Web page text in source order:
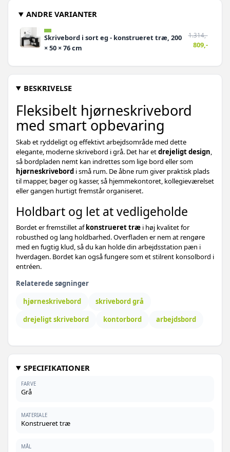
BESKRIVELSE
Fleksibelt hjørneskrivebord
med smart opbevaring
Skab et ryddeligt og effektivt arbejdsområde med dette
elegante, moderne skrivebord i grå. Det har etdrejeligt design,
så bordpladen nemt kan indrettes som lige bord eller som
hjørneskrivebord i små rum. De åbne rum giver praktisk plads
til mapper, bøger og kasser, så hjemmekontoret, kollegieværelset
eller gangen hurtigt fremstår organiseret.
Holdbart og let at vedligeholde
Bordet er fremstillet afkonstrueret træ i høj kvalitet for
robusthed og lang holdbarhed. Overfladen er nem at rengøre
med en fugtig klud, så du kan holde din arbejdsstation pæn i
hverdagen. Bordet kan også fungere som et stilrent konsolbord i
entréen.
Relaterede søgninger
hjørneskrivebord
skrivebord grå
drejeligt skrivebord
kontorbord arbejdsbord
SPECIFIKATIONER
FARVE
Grå
MATERIALE
Konstrueret træ
MÅL
ANDRE VARIANTER
Skrivebord i sort eg - konstrueret træ, 200
× 50 × 76 cm
1.314,-
809,-